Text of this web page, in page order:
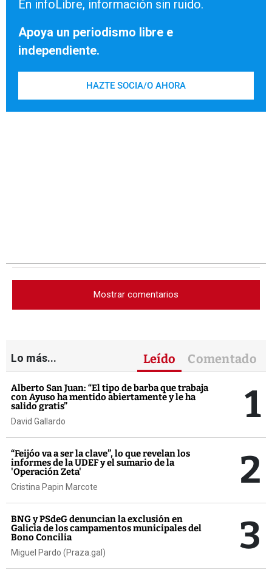
En infoLibre, información sin ruido.
Apoya un periodismo libre e
independiente.
HAZTE SOCIA/O AHORA
Mostrar comentarios
Lo más... Leído Comentado
Alberto San Juan: “El tipo de barba que trabaja
con Ayuso ha mentido abiertamente y le ha
salido gratis”
David Gallardo 1
“Feijóo va a ser la clave”, lo que revelan los
informes de la UDEF y el sumario de la
'Operación Zeta'
Cristina Papin Marcote 2
BNG y PSdeG denuncian la exclusión en
Galicia de los campamentos municipales del
Bono Concilia
Miguel Pardo (Praza.gal) 3